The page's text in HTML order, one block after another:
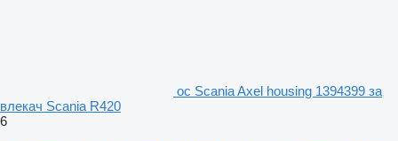
ос Scania Axel housing 1394399 за
влекач Scania R420
6